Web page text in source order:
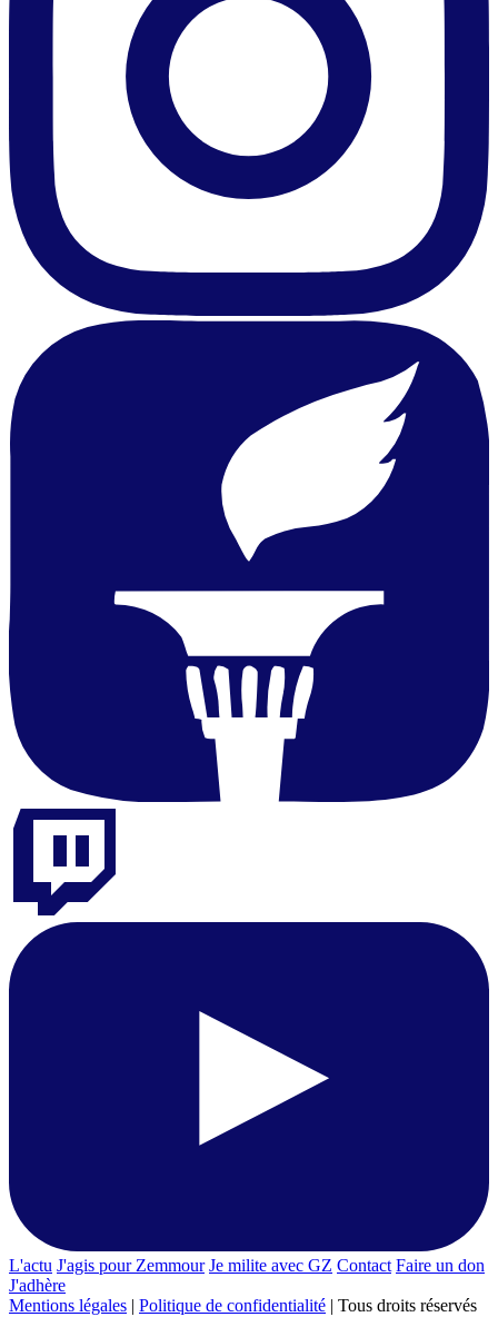
L'actu J'agis pour Zemmour Je milite avec GZ Contact Faire un don
J'adhère
Mentions légales | Politique de confidentialité | Tous droits réservés